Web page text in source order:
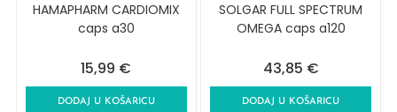
HAMAPHARM CARDIOMIX
caps a30
15,99 €
DODAJ U KOŠARICU
SOLGAR FULL SPECTRUM
OMEGA caps a120
43,85 €
DODAJ U KOŠARICU